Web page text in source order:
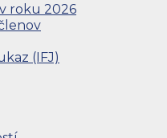
roku 2026
(IFJ)